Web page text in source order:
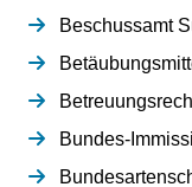
Beschussamt
Bundes-